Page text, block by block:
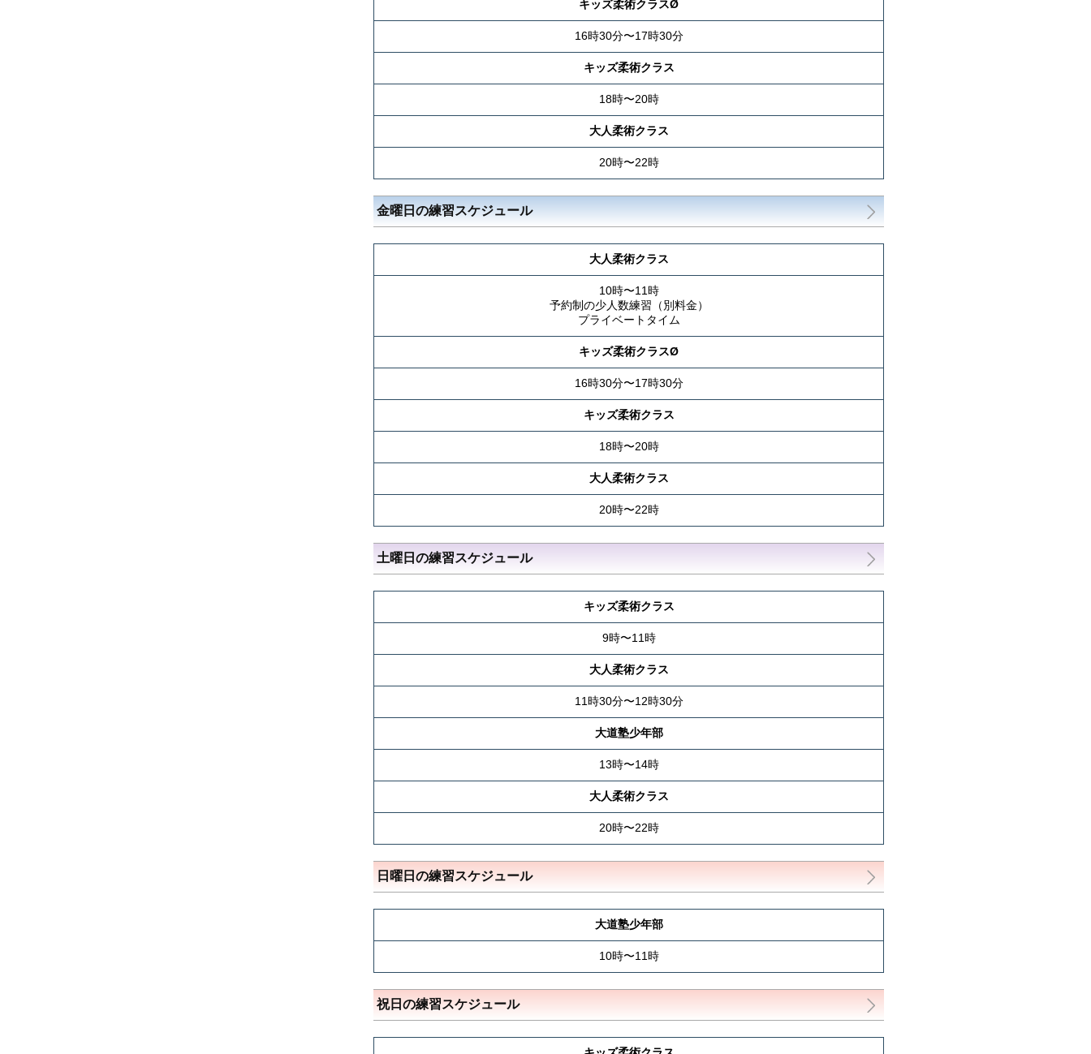
キッズ柔術クラスØ
16時30分〜17時30分
キッズ柔術クラス
18時〜20時
大人柔術クラス
20時〜22時
金曜日の練習スケジュール
大人柔術クラス
10時〜11時
予約制の少人数練習（別料金）
プライベートタイム
キッズ柔術クラスØ
16時30分〜17時30分
キッズ柔術クラス
18時〜20時
大人柔術クラス
20時〜22時
土曜日の練習スケジュール
キッズ柔術クラス
9時〜11時
大人柔術クラス
11時30分〜12時30分
大道塾少年部
13時〜14時
大人柔術クラス
20時〜22時
日曜日の練習スケジュール
大道塾少年部
10時〜11時
祝日の練習スケジュール